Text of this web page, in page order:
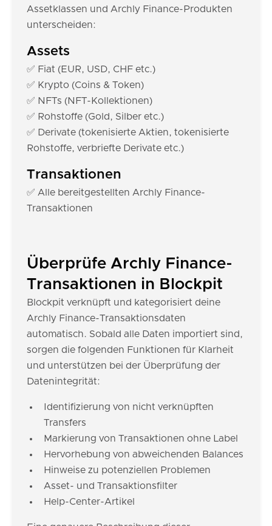
Assetklassen und Archly Finance-Produkten
unterscheiden:
Assets
✅ Fiat (EUR, USD, CHF etc.)
✅ Krypto (Coins & Token)
✅ NFTs (NFT-Kollektionen)
✅ Rohstoffe (Gold, Silber etc.)
✅ Derivate (tokenisierte Aktien, tokenisierte
Rohstoffe, verbriefte Derivate etc.)
Transaktionen
✅ Alle bereitgestellten Archly Finance-
Transaktionen
Überprüfe Archly Finance-
Transaktionen in Blockpit
Blockpit verknüpft und kategorisiert deine
Archly Finance-Transaktionsdaten
automatisch. Sobald alle Daten importiert sind,
sorgen die folgenden Funktionen für Klarheit
und unterstützen bei der Überprüfung der
Datenintegrität:
Identifizierung von nicht verknüpften
Transfers
Markierung von Transaktionen ohne Label
Hervorhebung von abweichenden Balances
Hinweise zu potenziellen Problemen
Asset- und Transaktionsfilter
Help-Center-Artikel